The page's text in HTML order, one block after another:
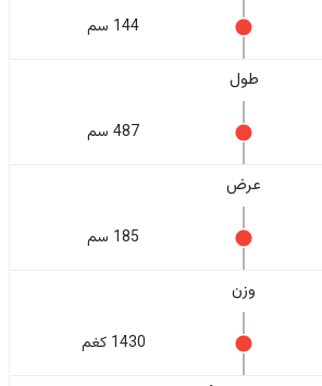
144 سم
طول
487 سم
عرض
185 سم
وزن
1430 كغم